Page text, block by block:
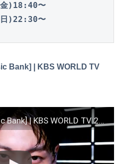
金)18:40〜
日)22:30〜
Bank] | KBS WORLD TV
3D – JUNGKOOK [Music Bank] | KBS WORLD TV 231013